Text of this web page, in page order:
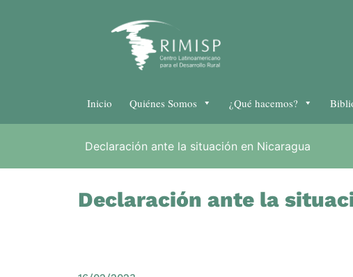
Inicio Quiénes Somos ¿Qué hacemos?
Declaración ante la situación en Nicaragua
Declaración ante la